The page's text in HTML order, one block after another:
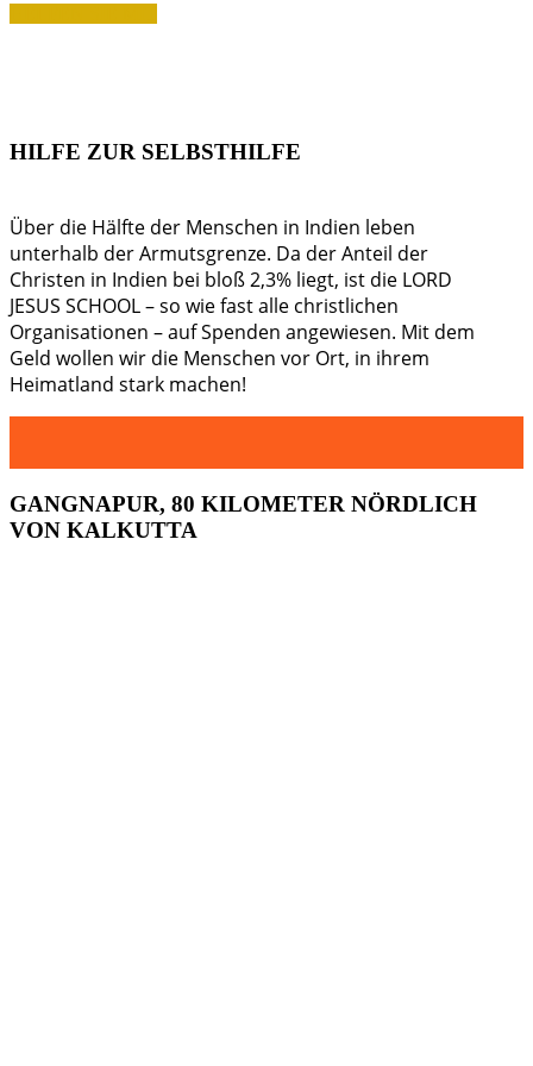
HILFE ZUR SELBSTHILFE
Über die Hälfte der Menschen in Indien leben
unterhalb der Armutsgrenze. Da der Anteil der
Christen in Indien bei bloß 2,3% liegt, ist die LORD
JESUS SCHOOL – so wie fast alle christlichen
Organisationen – auf Spenden angewiesen. Mit dem
Geld wollen wir die Menschen vor Ort, in ihrem
Heimatland stark machen!
GANGNAPUR, 80 KILOMETER NÖRDLICH
VON KALKUTTA